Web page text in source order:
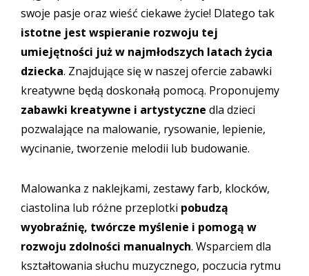
swoje pasje oraz wieść ciekawe życie! Dlatego tak
istotne jest wspieranie rozwoju tej
umiejętności już w najmłodszych latach życia
dziecka. Znajdujące się w naszej ofercie zabawki
kreatywne będą doskonałą pomocą. Proponujemy
zabawki kreatywne i artystyczne dla dzieci
pozwalające na malowanie, rysowanie, lepienie,
wycinanie, tworzenie melodii lub budowanie.
Malowanka z naklejkami, zestawy farb, klocków,
ciastolina lub różne przeplotki pobudzą
wyobraźnię, twórcze myślenie i pomogą w
rozwoju zdolności manualnych. Wsparciem dla
kształtowania słuchu muzycznego, poczucia rytmu